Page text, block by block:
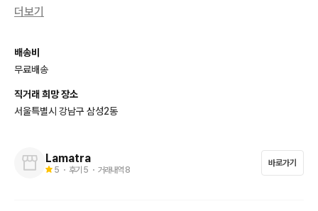
편하게 문의주세요~
더보기
배송비
무료배송
직거래 희망 장소
서울특별시 강남구 삼성2동
Lamatra
5 ・ 후기 5 ・ 거래내역 8
바로가기